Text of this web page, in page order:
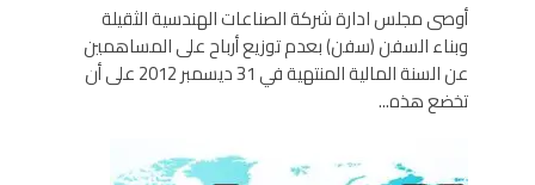
أوصى مجلس ادارة شركة الصناعات الهندسية الثقيلة
وبناء السفن (سفن) بعدم توزيع أرباح على المساهمين
عن السنة المالية المنتهية في 31 ديسمبر 2012 على أن
تخضع هذه...